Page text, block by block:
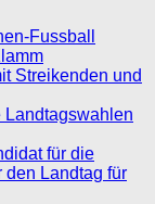
Fussball
Streikenden und
Landtagswahlen
für die
den Landtag für